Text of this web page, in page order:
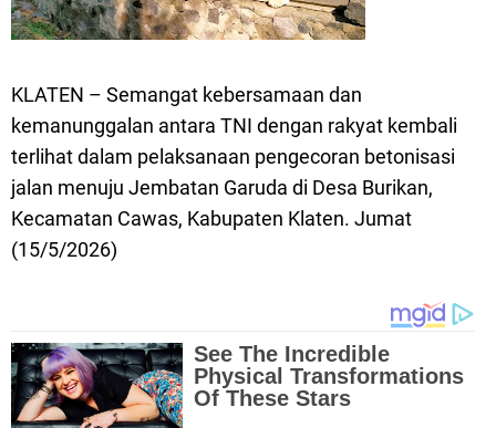
KLATEN – Semangat kebersamaan dan
kemanunggalan antara TNI dengan rakyat kembali
terlihat dalam pelaksanaan pengecoran betonisasi
jalan menuju Jembatan Garuda di Desa Burikan,
Kecamatan Cawas, Kabupaten Klaten. Jumat
(15/5/2026)